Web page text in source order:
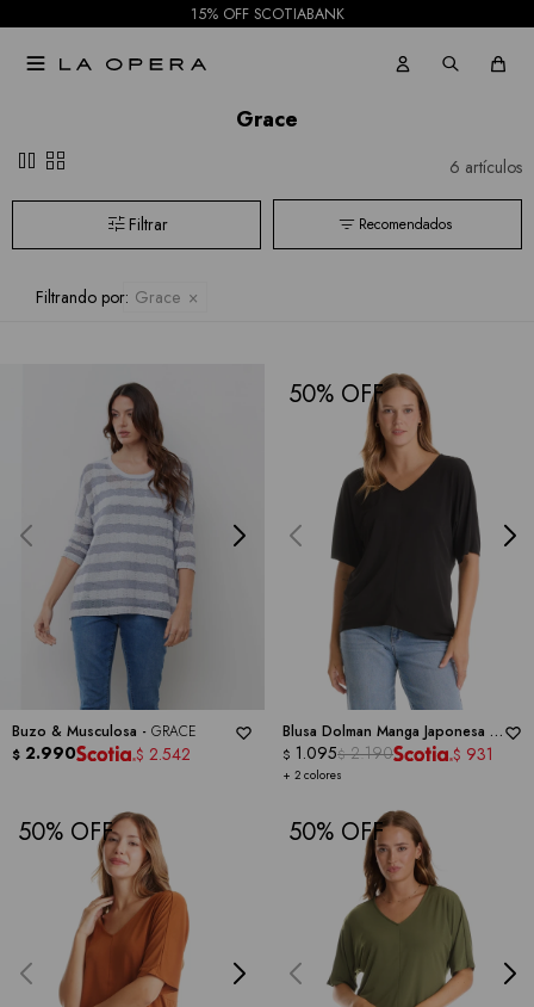
15% OFF SCOTIABANK

Grace
pause grid_view 6 artículos
Recomendados
Filtrando por: Grace
Buzo & Musculosa - GRACE
$ 2.990 $ 2.542
50
Blusa Dolman Manga Japonesa -
GRACE
+ 2 colores
$ 1.095$ 2.190 $ 931
50 50